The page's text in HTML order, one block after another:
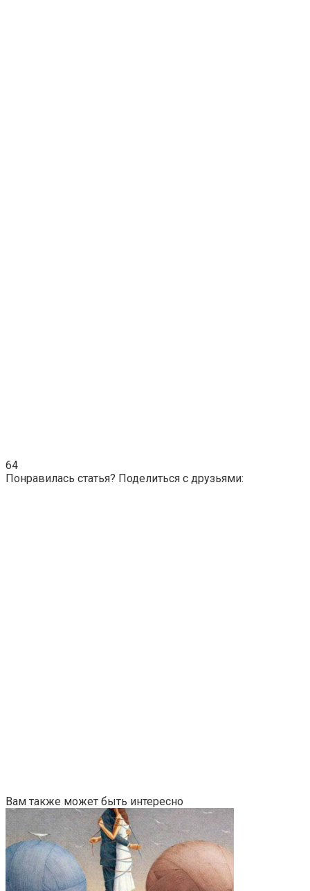
64
Понравилась статья? Поделиться с друзьями:
Вам также может быть интересно